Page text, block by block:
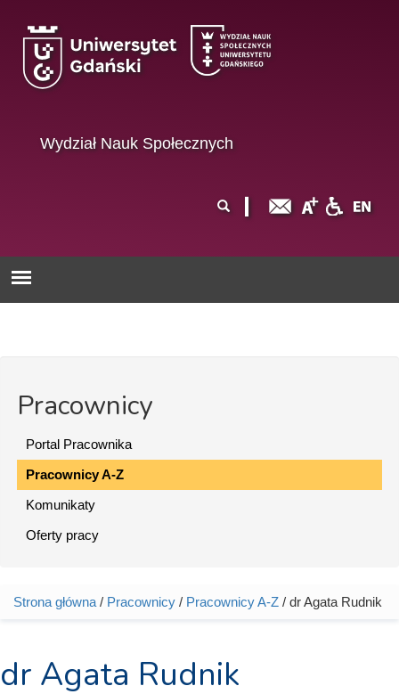
Wydział Nauk Społecznych
wyszukiwania
Pracownicy
Portal Pracownika
Pracownicy A-Z
Komunikaty
Oferty pracy
Jesteś tutaj
Strona główna / Pracownicy / Pracownicy A-Z / dr Agata Rudnik
dr Agata Rudnik